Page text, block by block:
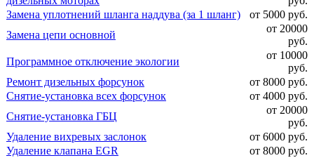
Замена уплотнений шланга наддува (за 1 шланг)
от 5000 руб.
Замена цепи основной
от 20000
руб.
Программное отключение экологии
от 10000
руб.
Ремонт дизельных форсунок
от 8000 руб.
Снятие-установка всех форсунок
от 4000 руб.
Снятие-установка ГБЦ
от 20000
руб.
Удаление вихревых заслонок
от 6000 руб.
Удаление клапана EGR
от 8000 руб.